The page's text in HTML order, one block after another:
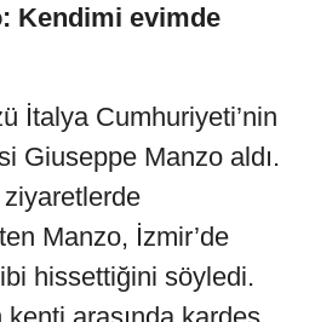
Kendimi evimde
İtalya Cumhuriyeti’nin
Giuseppe Manzo aldı.
Manzo, İzmir’de
hissettiğini söyledi.